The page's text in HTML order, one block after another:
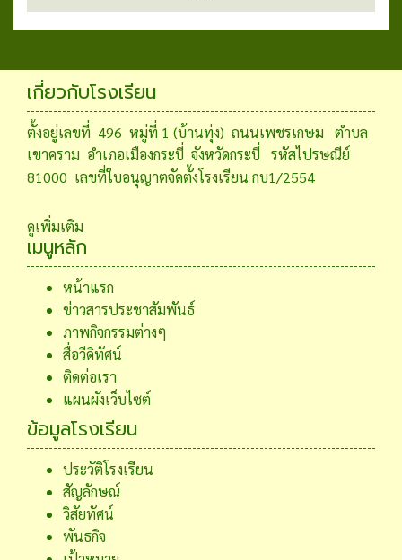
เกี่ยวกับโรงเรียน
ตั้งอยู่เลขที่ 496 หมู่ที่ 1 (บ้านทุ่ง) ถนนเพชรเกษม ตำบล
เขาคราม อำเภอเมืองกระบี่ จังหวัดกระบี่ รหัสไปรษณีย์
81000 เลขที่ใบอนุญาตจัดตั้งโรงเรียน กบ1/2554
ดูเพิ่มเติม
เมนูหลัก
หน้าแรก
ข่าวสารประชาสัมพันธ์
ภาพกิจกรรมต่างๆ
สื่อวีดิทัศน์
ติดต่อเรา
แผนผังเว็บไซต์
ข้อมูลโรงเรียน
ประวัติโรงเรียน
สัญลักษณ์
วิสัยทัศน์
พันธกิจ